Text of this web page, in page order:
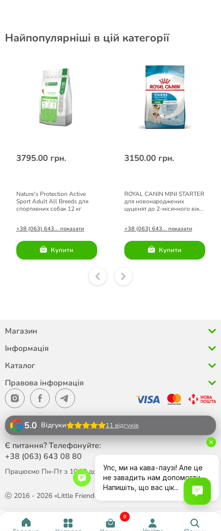
0
Найпопулярніші в цій категорії
3795.00 грн.
Nature's Protection Active
Sport Adult All Breeds для
спортивних собак 12 кг
+38 (063) 643... показати
Купити
3150.00 грн.
ROYAL CANIN MINI STARTER
для новонароджених
цуценят до 2-місячного віку
+38 (063) 643... показати
Купити
Магазин
Інформація
Каталог
Правова інформація
ⓒ 2016 - 2026 «Little Friend»
5.0 Відгуки 11 відгуків
Є питання? Телефонуйте:
+38 (063) 643 08 80
Працюємо Пн-Пт з 10:00 до 18:00
Написати в Telegram Давайте поспілкуємося